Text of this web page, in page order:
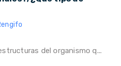
del organismo q...